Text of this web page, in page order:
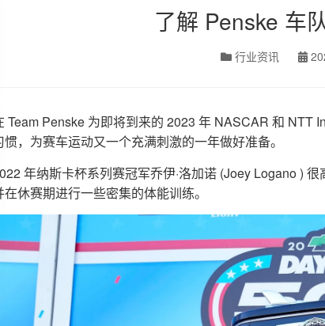
表单页面
模块页面
工具与设备
机油
轮胎与车轮
所有季节
了解 Penske 车
行业资讯
Team Penske 为即将到来的 2023 年 NASCAR 和 NTT
惯，为赛车运动又一个充满刺激的一年做好准备。
年纳斯卡杯系列赛冠军乔伊·洛加诺 (Joey Logano )
在休赛期进行一些密集的体能训练。